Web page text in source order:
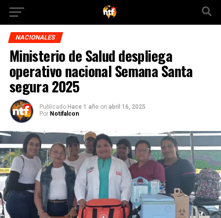
NACIONALES
Ministerio de Salud despliega
operativo nacional Semana Santa
segura 2025
Publicado Hace 1 año on abril 16, 2025
Por Notifalcon